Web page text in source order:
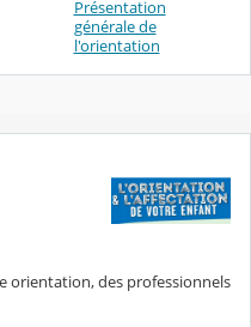
Présentation
générale de
l'orientation
orientation, des professionnels